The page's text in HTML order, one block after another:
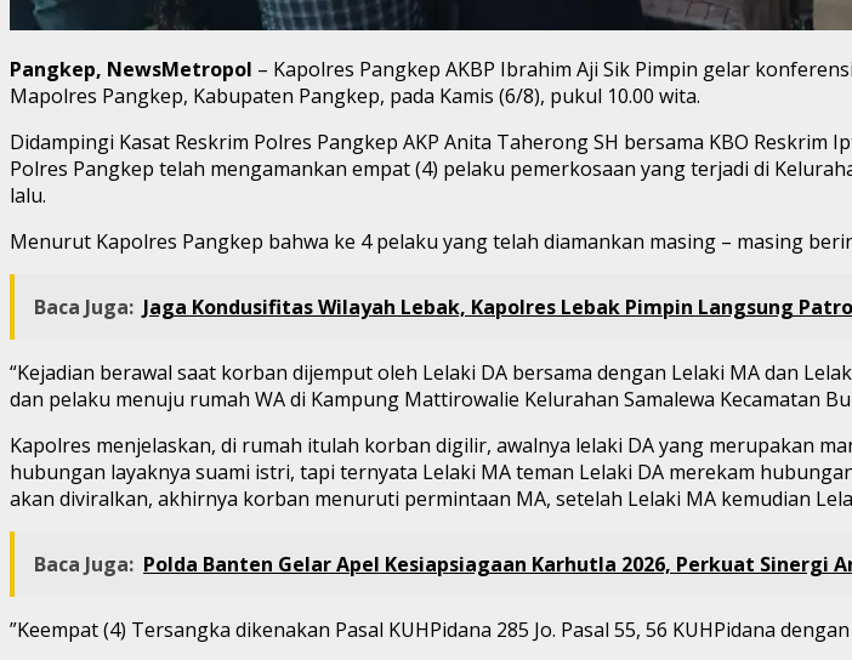
Pangkep, NewsMetropol – Kapolres Pangkep AKBP Ibrahim Aji Sik Pimpin gelar
Mapolres Pangkep, Kabupaten Pangkep, pada Kamis (6/8), pukul 10.00 wita.
Didampingi Kasat Reskrim Polres Pangkep AKP Anita Taherong SH bersama KBO
Polres Pangkep telah mengamankan empat (4) pelaku pemerkosaan yang terjadi di
lalu.
Menurut Kapolres Pangkep bahwa ke 4 pelaku yang telah diamankan masing – masing
Baca Juga: Jaga Kondusifitas Wilayah Lebak, Kapolres Lebak Pimpin Langsung
“Kejadian berawal saat korban dijemput oleh Lelaki DA bersama dengan Lelaki MA dan
dan pelaku menuju rumah WA di Kampung Mattirowalie Kelurahan Samalewa Kecamatan
Kapolres menjelaskan, di rumah itulah korban digilir, awalnya lelaki DA yang merupakan
hubungan layaknya suami istri, tapi ternyata Lelaki MA teman Lelaki DA merekam
akan diviralkan, akhirnya korban menuruti permintaan MA, setelah Lelaki MA kemudian
Baca Juga: Polda Banten Gelar Apel Kesiapsiagaan Karhutla 2026, Perkuat Sinergi
”Keempat (4) Tersangka dikenakan Pasal KUHPidana 285 Jo. Pasal 55, 56 KUHPidana